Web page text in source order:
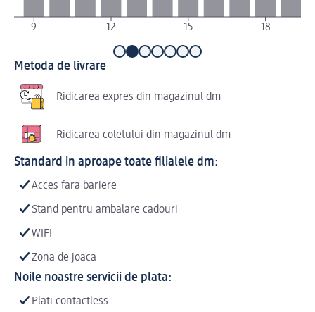
9 12 15 18
Metoda de livrare
Ridicarea expres din magazinul dm
Ridicarea coletului din magazinul dm
Standard in aproape toate filialele dm:
Acces fara bariere
Stand pentru ambalare cadouri
WIFI
Zona de joaca
Noile noastre servicii de plata:
Plati contactless